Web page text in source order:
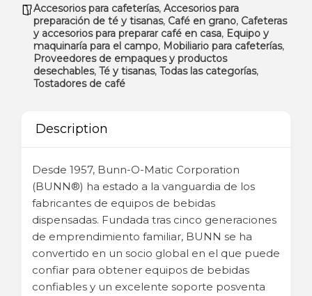
Accesorios para cafeterías, Accesorios para
preparación de té y tisanas, Café en grano, Cafeteras
y accesorios para preparar café en casa, Equipo y
maquinaría para el campo, Mobiliario para cafeterías,
Proveedores de empaques y productos
desechables, Té y tisanas, Todas las categorías,
Tostadores de café
Description
Desde 1957, Bunn-O-Matic Corporation
(BUNN®) ha estado a la vanguardia de los
fabricantes de equipos de bebidas
dispensadas. Fundada tras cinco generaciones
de emprendimiento familiar, BUNN se ha
convertido en un socio global en el que puede
confiar para obtener equipos de bebidas
confiables y un excelente soporte posventa